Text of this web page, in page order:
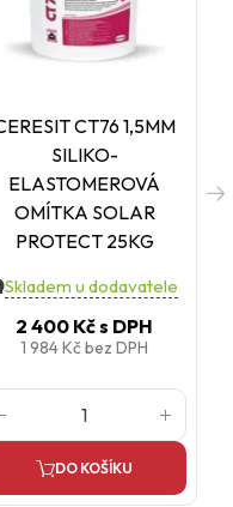
CT76 1,5MM
SILIKO-
ELASTOMEROVÁ
OMÍTKA SOLAR
PROTECT 25KG
Skladem u dodavatele
2 400 Kčs DPH
1 984 Kčbez DPH
DO KOŠÍKU